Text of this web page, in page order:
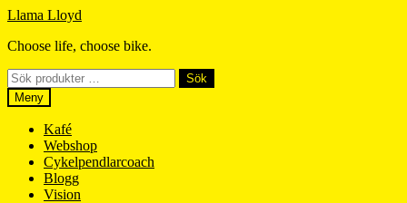
Hoppa
navigering
Hoppa
innehåll
Llama Lloyd
Choose life, choose bike.
Sök
efter:
Sök
Meny
Kafé
Webshop
Cykelpendlarcoach
Blogg
Vision